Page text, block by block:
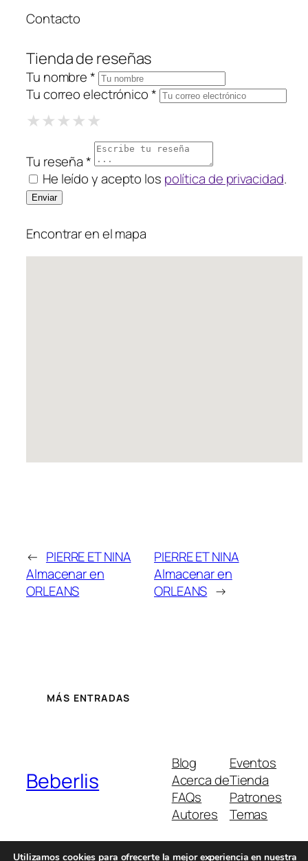
Contacto
Tienda de reseñas
Tu nombre *
Tu correo electrónico *
★1 Star
★★2 Stars
★★★3 Stars
★★★★4 Stars
★★★★★
Tu reseña *
He leído y acepto los política de privacidad.
Encontrar en el mapa
← PIERRE ET NINA
Almacenar en
ORLEANS
PIERRE ET NINA
Almacenar en
ORLEANS →
MÁS ENTRADAS
Beberlis
Blog
Acerca de
FAQs
Autores
Eventos
Tienda
Patrones
Temas
Utilizamos cookies para ofrecerte la mejor experiencia en nuestra